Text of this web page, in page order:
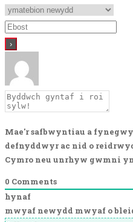
Mae'r safbwyntiau a
defnyddwyr ac nid o
Cymro neu unrhyw gwmni
0 Comments
hynaf
mwyaf newydd mwyaf o